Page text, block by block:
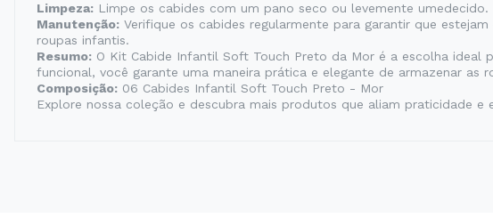
Limpeza: Limpe os cabides com um pano seco ou levemente
Manutenção: Verifique os cabides regularmente para garantir que
roupas infantis.
Resumo: O Kit Cabide Infantil Soft Touch Preto da Mor é a escolha ideal
funcional, você garante uma maneira prática e elegante de armazenar
Composição: 06 Cabides Infantil Soft Touch Preto - Mor
Explore nossa coleção e descubra mais produtos que aliam praticidade